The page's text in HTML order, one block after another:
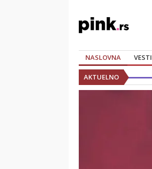
NASLOVNA VESTI
AKTUELNO